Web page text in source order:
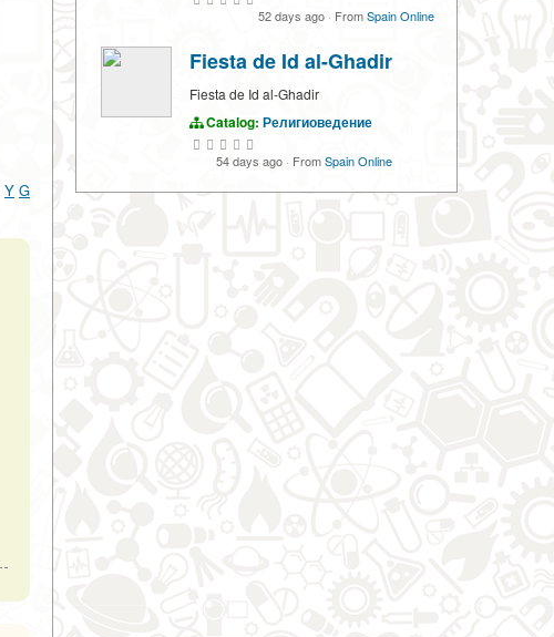
Y G
52 days ago · FromSpain Online
Fiesta de Id al-Ghadir
Fiesta de Id al-Ghadir
Catalog: Религиоведение
54 days ago · FromSpain Online